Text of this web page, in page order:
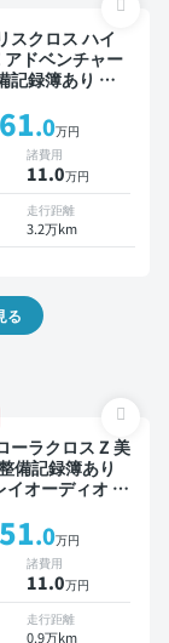
スクロス ハイ
アドベンチャー
記録簿あり デ
TV ブライン
ニター デジタ
ラー オートク
トキー ETC
ー 全方位カメ
コーダー 衝
.0万円
諸費用
11.0万円
走行距離
3.2万km
る
ーラクロス Z 美
備記録簿あり
イオーディオ ※
ター オートク
トキー ETC
ア バックモニ
メラ ドライ
衝突軽減
.0万円
諸費用
11.0万円
走行距離
0.9万km